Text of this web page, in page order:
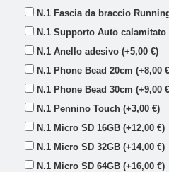
N.1 Fascia da braccio
N.1 Supporto Auto calamitato
N.1 Anello adesivo (+5,00 €)
N.1 Phone Bead 20cm (+8,00
N.1 Phone Bead 30cm (+9,00
N.1 Pennino Touch (+3,00 €)
N.1 Micro SD 16GB (+12,00 €)
N.1 Micro SD 32GB (+14,00 €)
N.1 Micro SD 64GB (+16,00 €)